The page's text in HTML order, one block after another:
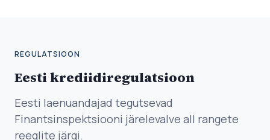
REGULATSIOON
Eesti krediidiregulatsioon
Eesti laenuandajad tegutsevad
Finantsinspektsiooni järelevalve all rangete
reeglite järgi.